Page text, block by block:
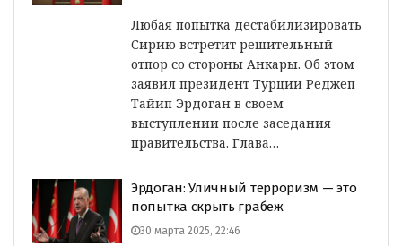
Любая попытка дестабилизировать
Сирию встретит решительный
отпор со стороны Анкары. Об этом
заявил президент Турции Реджеп
Тайип Эрдоган в своем
выступлении после заседания
правительства. Глава…
Эрдоган: Уличный терроризм — это
попытка скрыть грабеж
30 марта 2025, 22:46